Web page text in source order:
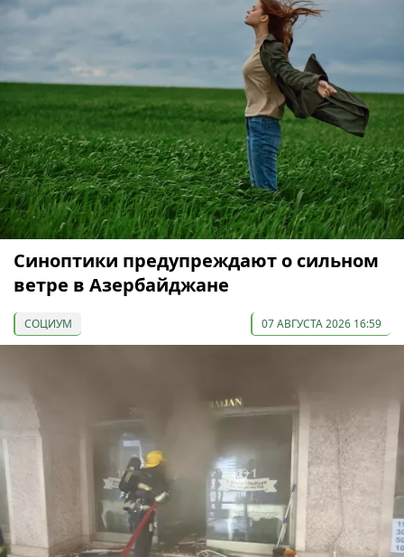
Синоптики предупреждают о сильном
ветре в Азербайджане
СОЦИУМ 07 АВГУСТА 2026 16:59